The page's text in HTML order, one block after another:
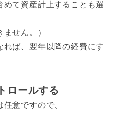
めて資産計上することも選
ません。）
れば、翌年以降の経費にす
ロールする
意ですので、